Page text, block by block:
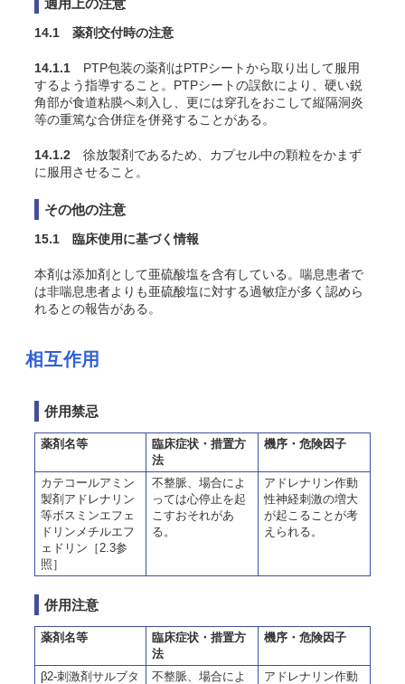
適用上の注意
14.1 薬剤交付時の注意
14.1.1 PTP包装の薬剤はPTPシートから取り出して服用
するよう指導すること。PTPシートの誤飲により、硬い鋭
角部が食道粘膜へ刺入し、更には穿孔をおこして縦隔洞炎
等の重篤な合併症を併発することがある。
14.1.2 徐放製剤であるため、カプセル中の顆粒をかまず
に服用させること。
その他の注意
15.1 臨床使用に基づく情報
本剤は添加剤として亜硫酸塩を含有している。喘息患者で
は非喘息患者よりも亜硫酸塩に対する過敏症が多く認めら
れるとの報告がある。
相互作用
併用禁忌
薬剤名等
臨床症状・措置方
法
機序・危険因子
カテコールアミン
製剤アドレナリン
等ボスミンエフェ
ドリンメチルエフ
ェドリン［2.3参
照］
不整脈、場合によ
っては心停止を起
こすおそれがあ
る。
アドレナリン作動
性神経刺激の増大
が起こることが考
えられる。
併用注意
薬剤名等
臨床症状・措置方
法
機序・危険因子
β2-刺激剤サルブタ
不整脈、場合によ
アドレナリン作動